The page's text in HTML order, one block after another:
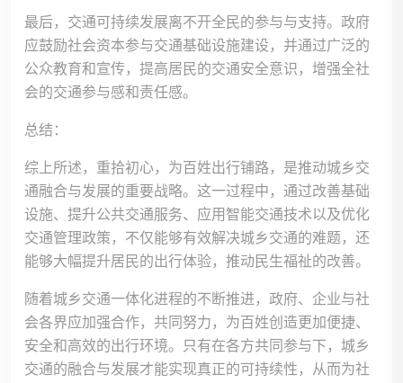
最后，交通可持续发展离不开全民的参与与支持。政府
应鼓励社会资本参与交通基础设施建设，并通过广泛的
公众教育和宣传，提高居民的交通安全意识，增强全社
会的交通参与感和责任感。
总结：
综上所述，重拾初心，为百姓出行铺路，是推动城乡交
通融合与发展的重要战略。这一过程中，通过改善基础
设施、提升公共交通服务、应用智能交通技术以及优化
交通管理政策，不仅能够有效解决城乡交通的难题，还
能够大幅提升居民的出行体验，推动民生福祉的改善。
随着城乡交通一体化进程的不断推进，政府、企业与社
会各界应加强合作，共同努力，为百姓创造更加便捷、
安全和高效的出行环境。只有在各方共同参与下，城乡
交通的融合与发展才能实现真正的可持续性，从而为社